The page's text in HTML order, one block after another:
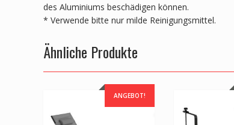
des Aluminiums beschädigen können.
* Verwende bitte nur milde Reinigungsmittel.
Ähnliche Produkte
ANGEBOT!